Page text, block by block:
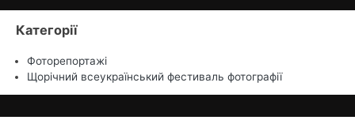
Категорії
Фоторепортажі
Щорічний всеукраїнський фестиваль фотографії